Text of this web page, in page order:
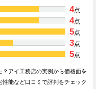
4点
4点
5点
3点
5点
アイ工務店の実例から価格面を
能など口コミで評判をチェック